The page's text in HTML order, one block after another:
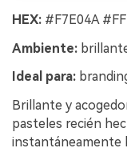
HEX: #F7E04A
Ambiente:
Ideal para:
Brillante y
pasteles recién
instantáneamente